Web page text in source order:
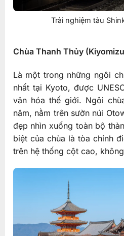
Trải nghiệm tàu
Chùa Thanh Thủy
Là một trong những ngôi
nhất tại Kyoto, được
văn hóa thế giới. Ngôi
năm, nằm trên sườn núi
đẹp nhìn xuống toàn bộ
biệt của chùa là tòa chính
trên hệ thống cột cao,